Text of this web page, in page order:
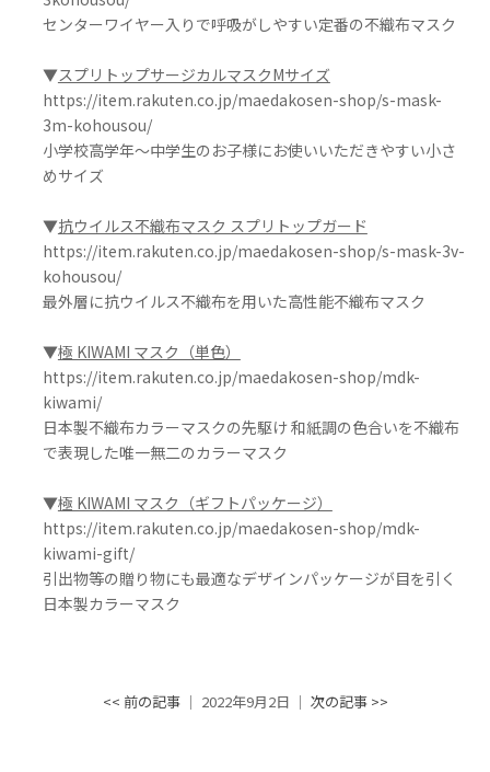
センターワイヤー入りで呼吸がしやすい定番の不織布マスク
▼スプリトップサージカルマスクMサイズ
https://item.rakuten.co.jp/maedakosen-shop/s-mask-
3m-kohousou/
小学校高学年～中学生のお子様にお使いいただきやすい小さ
めサイズ
▼抗ウイルス不織布マスク スプリトップガード
https://item.rakuten.co.jp/maedakosen-shop/s-mask-3v-
kohousou/
最外層に抗ウイルス不織布を用いた高性能不織布マスク
▼極 KIWAMI マスク（単色）
https://item.rakuten.co.jp/maedakosen-shop/mdk-
kiwami/
日本製不織布カラーマスクの先駆け 和紙調の色合いを不織布
で表現した唯一無二のカラーマスク
▼極 KIWAMI マスク（ギフトパッケージ）
https://item.rakuten.co.jp/maedakosen-shop/mdk-
kiwami-gift/
引出物等の贈り物にも最適なデザインパッケージが目を引く
日本製カラーマスク
<< 前の記事│ 2022年9月2日 │ 次の記事 >>